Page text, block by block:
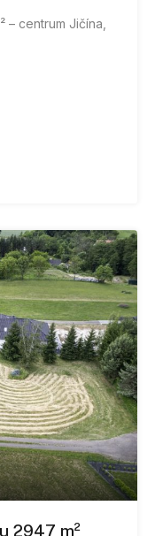
– centrum Jičína,
2947 m²